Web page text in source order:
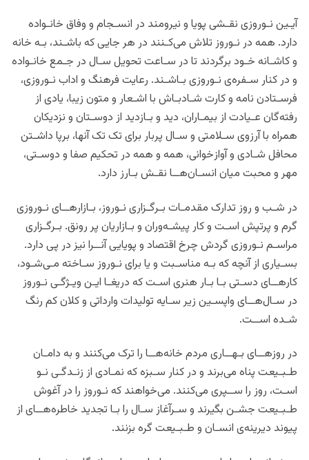
آیـین نـوروزی نقـشی پویا و نیرومند در انسـجام و وفاق خانـواده
دارد. همه در نـوروز تلاش می‌کـنند در هر جایی که باشـند، بـه خانه
و کاشـانه خـود برگردند تا در سـاعت تحویل سـال در جـمع خانـواده
و در کنار سـفره‌ی نـوروزی بـاشـند. رعایت فرهنگ و اداب نـوروزی،
فرسـتادن نامه و کارت شـادبـاش با اشـعار و متون زیبا، یادی از
رفته‌گان عـیادت از بیمـاران، دید و بـازدید از دوسـتان و نزدیکان
همراه با آرزوی سـلامتی و سـال پربار برای تک تک آنها، برپا داشـتن
محافل شـادی و آواز‌خوانی، همه و همه در تحکیم صفا و دوسـتی،
مهر و محبت میان انسـان‌هــا نقـش بـارز دارد.
در شـب و روز تدارک مقدمـات بـرگـزاری نـوروز، بـازارهــای نـوروزی
گرم و پرتپش اسـت و کار پیشـه‌وران و بـازاریان پر رونق. بـرگـزاری
مراسـم نـوروزی گردش چرخ اقتصاد و پویایی آنــرا نیز در پی دارد.
بسـیاری از آنچه که بـه مناسـبت و یا برای نـوروز سـاخته مـی‌شـود،
کارهــای دسـتی بـا بـار هنری اسـت که دریغـا ایـن ویـژگـی نـوروز
در سـال‌هــای واپسـین زیر سـایه تولیدات وارداتی و کلان کم رنگ
شـده اســت.
در روزهــای بـهــاری مردم خانه‌هــا را ترک می‌‌کنند و به دامـان
طـبـیعت پناه می‌برند و در کنار سـبزه که نمـادی از زنـدگـی نـو
اسـت، روز را ســپری می‌کنند. می‌خواهند که نـوروز را در آغوش
طـبـیعت جشـن بگیرند و سـرآغاز سـال را بـا تجدید خاطره‌هــای از
پیوند دیرینه‌ی انسـان و طـبـیعت گره بزنند.